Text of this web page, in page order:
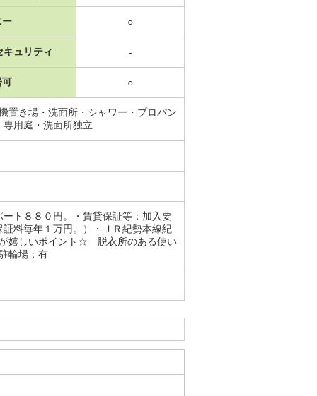
ー ○
キュリティ -
可 ○
置き場・洗面所・シャワー・プロパン
用庭・洗面所独立
ト８８０円。・賃貸保証等：加入要
料毎年１万円。）・ＪＲ紀勢本線紀
嬉しいポイント☆ 脱衣所のある使い
輪場：有